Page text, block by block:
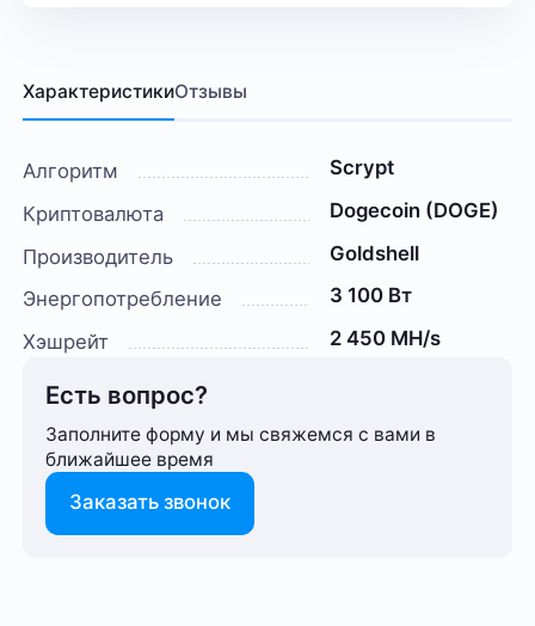
ХарактеристикиОтзывы
Алгоритм
Scrypt
Криптовалюта
Dogecoin (DOGE)
Производитель
Goldshell
Энергопотребление
3 100 Вт
Хэшрейт
2 450 MH/s
Есть вопрос?
Заполните форму и мы свяжемся с вами в
ближайшее время
Заказать звонок